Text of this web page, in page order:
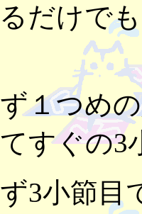
だけで
１つめ
すぐの3
3小節目